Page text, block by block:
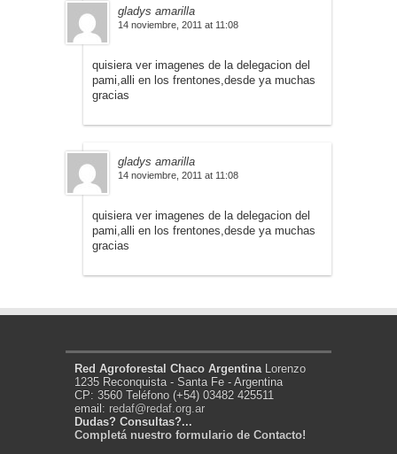
gladys amarilla
14 noviembre, 2011 at 11:08
quisiera ver imagenes de la delegacion del
pami,alli en los frentones,desde ya muchas
gracias
gladys amarilla
14 noviembre, 2011 at 11:08
quisiera ver imagenes de la delegacion del
pami,alli en los frentones,desde ya muchas
gracias
Red Agroforestal Chaco Argentina Lorenzo
1235 Reconquista - Santa Fe - Argentina
CP: 3560 Teléfono (+54) 03482 425511
email: redaf@redaf.org.ar
Dudas? Consultas?...
Completá nuestro formulario de Contacto!